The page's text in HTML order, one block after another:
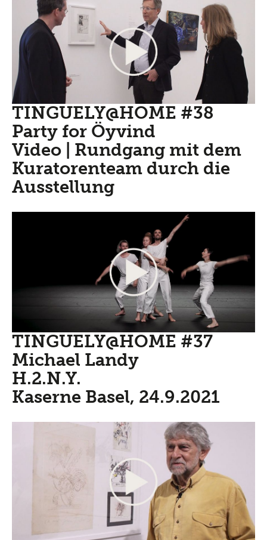
TINGUELY@HOME #38
Party for Öyvind
Video | Rundgang mit dem
Kuratorenteam durch die
Ausstellung
TINGUELY@HOME #37
Michael Landy
H.2.N.Y.
Kaserne Basel, 24.9.2021